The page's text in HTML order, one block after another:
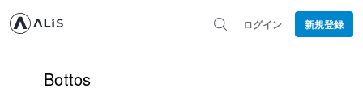
ログイン 新規登録
Bottos